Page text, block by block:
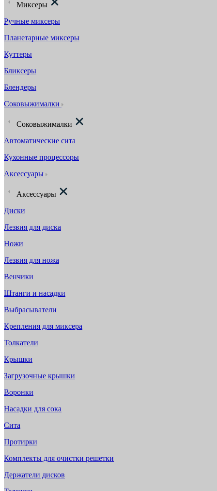
Миксеры
Ручные миксеры
Планетарные миксеры
Куттеры
Бликсеры
Блендеры
Соковыжималки
Соковыжималки
Автоматические сита
Кухонные процессоры
Аксессуары
Аксессуары
Диски
Лезвия для диска
Ножи
Лезвия для ножа
Венчики
Штанги и насадки
Выбрасыватели
Крепления для миксера
Толкатели
Крышки
Загрузочные крышки
Воронки
Насадки для сока
Сита
Протирки
Комплекты для очистки решетки
Держатели дисков